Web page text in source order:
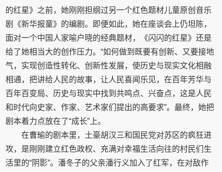
的红星》之前，她刚刚担纲过另一个红色题材儿童原创音乐
剧《新华报童》的编剧。即便如此，她在座谈会上仍坦陈，
面对一个中国人家喻户晓的经典题材，《闪闪的红星》还是
给了她相当大的创作压力。“如何做到既要有创新、又要接地
气，实现创造性转化、创新性发展，使历史与现实文化相融
相通，把讲给人民的故事，让人民喜闻乐见，在百年芳华与
百年百变局、历史与现实中找到共鸣点、兴奋点，这是人民
和时代向史家、作家、艺术家们提出的高要求”。最终，她把
剧本着力点放在了“成长”上。
在曹瑜的剧本里，土豪胡汉三和国民党对苏区的疯狂进
攻，是刚刚建立红色政权、充满对幸福生活向往的村民们生
活里的“阴影”。潘冬子的父亲潘行义加入了红军，在对敌作